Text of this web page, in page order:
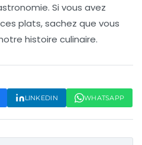
Si vous avez
plats, sachez que vous
histoire culinaire.
LINKEDIN WHATSAPP